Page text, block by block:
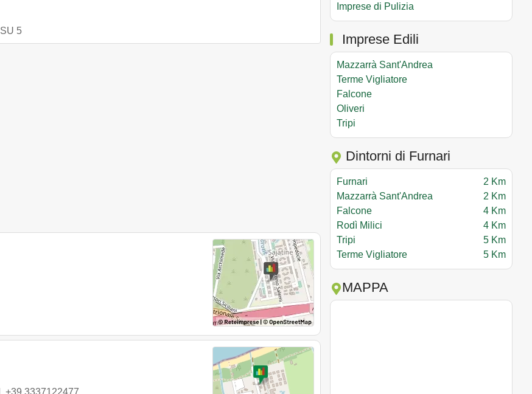
SU 5
+39 3337122477
Imprese di Pulizia
Imprese Edili
Mazzarrà Sant'Andrea
Terme Vigliatore
Falcone
Oliveri
Tripi
Dintorni di Furnari
Furnari
2 Km
Mazzarrà Sant'Andrea
2 Km
Falcone
4 Km
Rodì Milici
4 Km
Tripi
5 Km
Terme Vigliatore
5 Km
MAPPA